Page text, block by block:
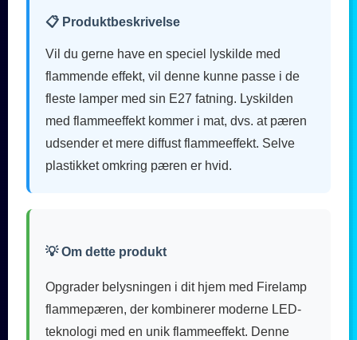
📋 Produktbeskrivelse
Vil du gerne have en speciel lyskilde med
flammende effekt, vil denne kunne passe i de
fleste lamper med sin E27 fatning. Lyskilden
med flammeeffekt kommer i mat, dvs. at pæren
udsender et mere diffust flammeeffekt. Selve
plastikket omkring pæren er hvid.
💡 Om dette produkt
Opgrader belysningen i dit hjem med Firelamp
flammepæren, der kombinerer moderne LED-
teknologi med en unik flammeeffekt. Denne